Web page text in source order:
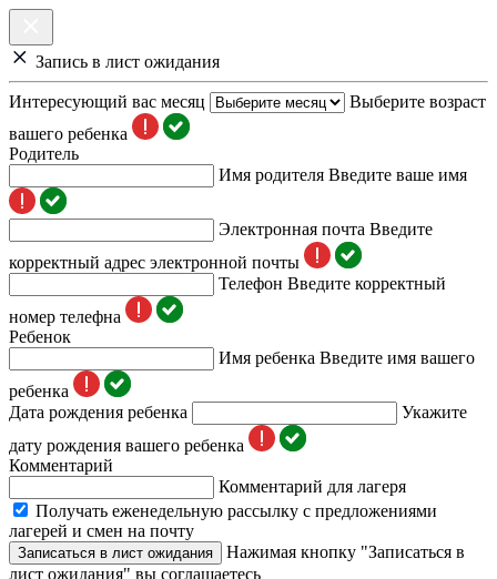
Запись в лист ожидания
Интересующий вас месяц
Выберите возраст
вашего ребенка
Родитель
Имя родителя Введите ваше имя
Электронная почта Введите
корректный адрес электронной почты
Телефон Введите корректный
номер телефна
Ребенок
Имя ребенка Введите имя вашего
ребенка
Дата рождения ребенка
Укажите
дату рождения вашего ребенка
Комментарий
Комментарий для лагеря
Получать еженедельную рассылку с предложениями
лагерей и смен на почту
Записаться в лист ожидания
Нажимая кнопку "Записаться в
лист ожидания" вы соглашаетесь